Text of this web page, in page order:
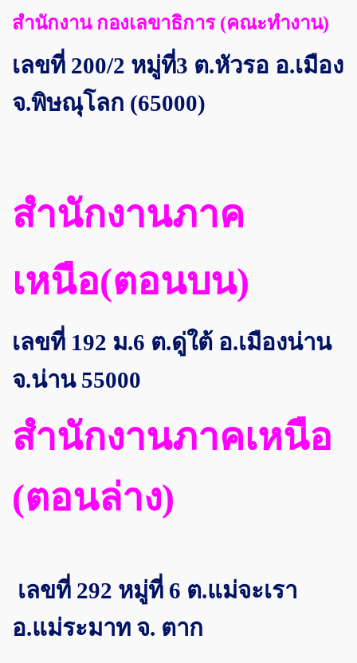
สำนักงาน กองเลขาธิการ (คณะทำงาน)
เลขที่ 200/2 หมู่ที่3 ต.หัวรอ อ.เมือง
จ.พิษณุโลก (65000)
สำนักงานภาค
เหนือ(ตอนบน)
เลขที่ 192 ม.6 ต.ดู่ใต้ อ.เมืองน่าน
จ.น่าน 55000
สำนักงานภาคเหนือ
(ตอนล่าง)
เลขที่ 292 หมู่ที่ 6 ต.แม่จะเรา
อ.แม่ระมาท จ. ตาก